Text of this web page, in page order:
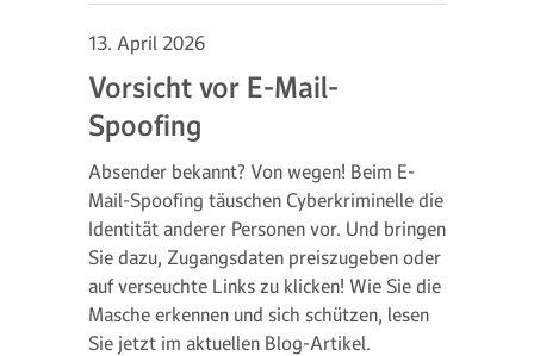
13. April 2026
Vorsicht vor E-Mail-
Spoofing
Absender bekannt? Von wegen! Beim E-
Mail-Spoofing täuschen Cyberkriminelle die
Identität anderer Personen vor. Und bringen
Sie dazu, Zugangsdaten preiszugeben oder
auf verseuchte Links zu klicken! Wie Sie die
Masche erkennen und sich schützen, lesen
Sie jetzt im aktuellen Blog-Artikel.